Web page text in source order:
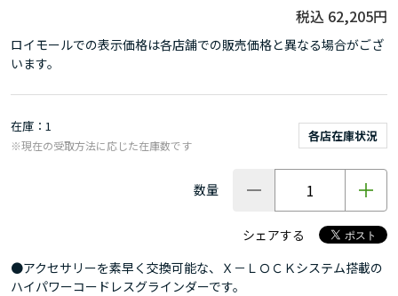
62,205円
ロイモールでの表示価格は各店舗での販売価格と異なる場合がござ
います。
在庫 1
各店在庫状況
※現在の受取方法に応じた在庫数です
数量
シェアする
●アクセサリーを素早く交換可能な、Ｘ－ＬＯＣＫシステム搭載の
ハイパワーコードレスグラインダーです。